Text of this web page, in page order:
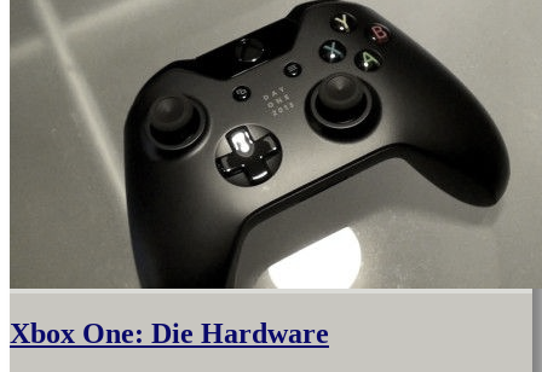
Xbox One: Die Hardware